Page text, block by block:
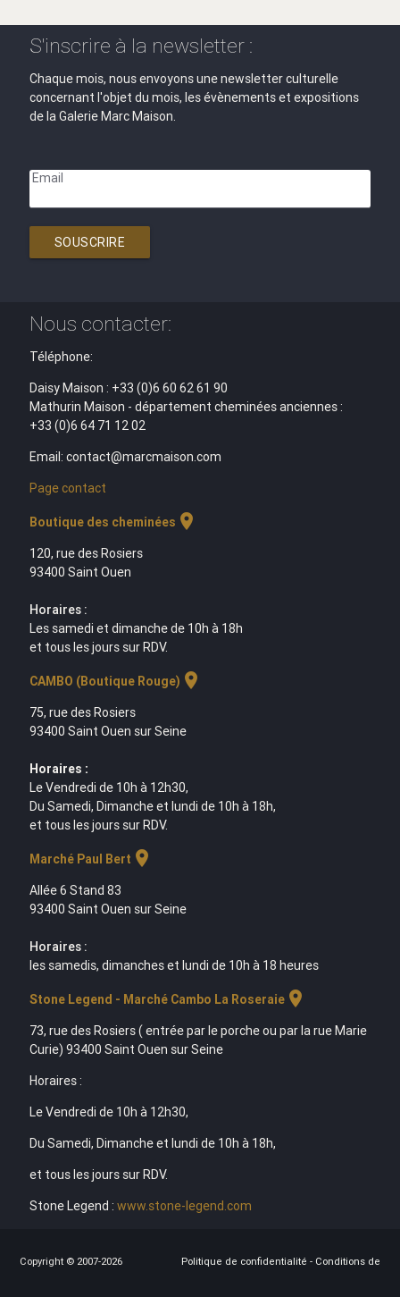
S'inscrire à la newsletter :
Chaque mois, nous envoyons une newsletter culturelle
concernant l'objet du mois, les évènements et expositions
de la Galerie Marc Maison.
Email
SOUSCRIRE
Nous contacter:
Téléphone:
Daisy Maison : +33 (0)6 60 62 61 90
Mathurin Maison - département cheminées anciennes :
+33 (0)6 64 71 12 02
Email: contact@marcmaison.com
Page contact
Boutique des cheminées location_on
120, rue des Rosiers
93400 Saint Ouen
Horaires :
Les samedi et dimanche de 10h à 18h
et tous les jours sur RDV.
CAMBO (Boutique Rouge) location_on
75, rue des Rosiers
93400 Saint Ouen sur Seine
Horaires :
Le Vendredi de 10h à 12h30,
Du Samedi, Dimanche et lundi de 10h à 18h,
et tous les jours sur RDV.
Marché Paul Bert location_on
Allée 6 Stand 83
93400 Saint Ouen sur Seine
Horaires :
les samedis, dimanches et lundi de 10h à 18 heures
Stone Legend - Marché Cambo La Roseraielocation_on
73, rue des Rosiers ( entrée par le porche ou par la rue Marie
Curie) 93400 Saint Ouen sur Seine
Horaires :
Le Vendredi de 10h à 12h30,
Du Samedi, Dimanche et lundi de 10h à 18h,
et tous les jours sur RDV.
Stone Legend : www.stone-legend.com
Copyright © 2007-2026 Politique de confidentialité - Conditions de